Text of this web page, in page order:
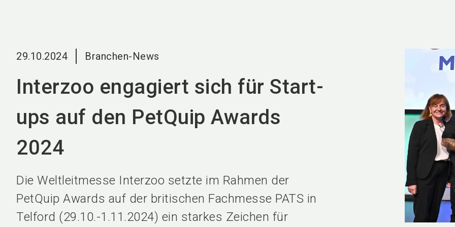
29.10.2024 Branchen-News
Interzoo engagiert sich für Start-
ups auf den PetQuip Awards
2024
Die Weltleitmesse Interzoo setzte im Rahmen der
PetQuip Awards auf der britischen Fachmesse PATS in
Telford (29.10.-1.11.2024) ein starkes Zeichen für